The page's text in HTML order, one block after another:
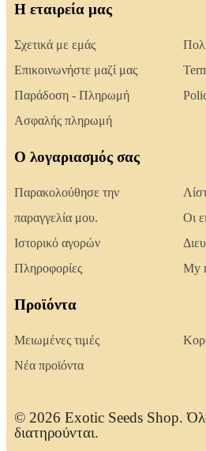
Η εταιρεία μας
Σχετικά με εμάς
Επικοινωνήστε μαζί μας
Παράδοση - Πληρωμή
Ασφαλής πληρωμή
Ο λογαριασμός σας
Παρακολούθησε την
παραγγελία μου.
Ιστορικό αγορών
Πληροφορίες
Οι
My
Προϊόντα
Μειωμένες τιμές
Νέα προϊόντα
© 2026 Exotic Seeds Shop.
διατηρούνται.